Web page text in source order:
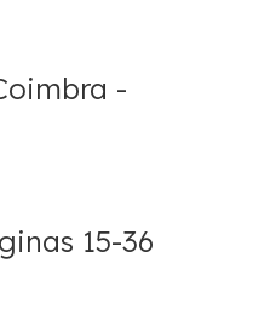
-
15-36